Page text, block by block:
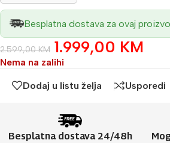
Besplatna dostava za ovaj
2.599,00KM 1.999,00 KM
Nema na zalihi
Dodaj u listu želja Usporedi
Besplatna dostava 24/48h